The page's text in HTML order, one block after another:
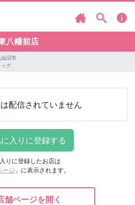
八幡前店
仙沼市
ッグ
配信されていません
りに登録したお店は
ージ 」に表示されます。
舗ページを開く